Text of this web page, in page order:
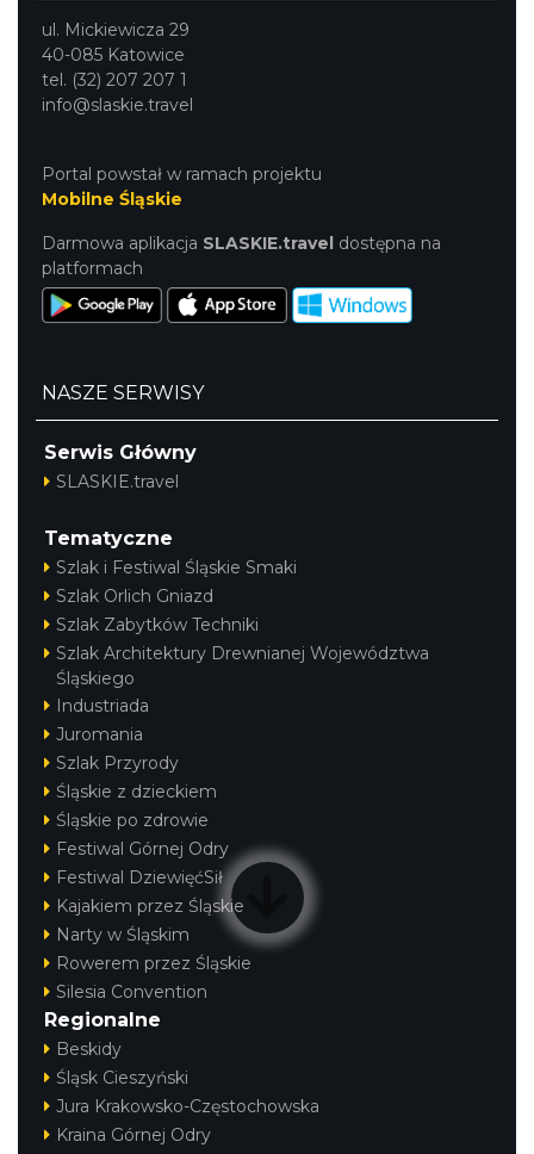
ul. Mickiewicza 29
40-085 Katowice
tel. (32) 207 207 1
info@slaskie.travel
Portal powstał w ramach projektu
Mobilne Śląskie
Darmowa aplikacja SLASKIE.travel dostępna na
platformach
NASZE SERWISY
Serwis Główny
SLASKIE.travel
Tematyczne
Szlak i Festiwal Śląskie Smaki
Szlak Orlich Gniazd
Szlak Zabytków Techniki
Szlak Architektury Drewnianej Województwa
Śląskiego
Industriada
Juromania
Szlak Przyrody
Śląskie z dzieckiem
Śląskie po zdrowie
Festiwal Górnej Odry
Festiwal DziewięćSił
Kajakiem przez Śląskie
Narty w Śląskim
Rowerem przez Śląskie
Silesia Convention
Regionalne
Beskidy
Śląsk Cieszyński
Jura Krakowsko-Częstochowska
Kraina Górnej Odry